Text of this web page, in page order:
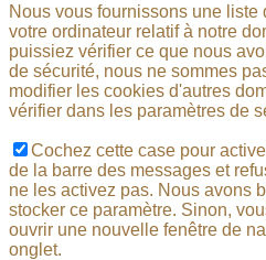
Nous vous fournissons une liste
votre ordinateur relatif à notre
puissiez vérifier ce que nous
de sécurité, nous ne sommes
modifier les cookies d'autres
vérifier dans les paramètres de
Cochez cette case pour
de la barre des messages et
ne les activez pas. Nous avons
stocker ce paramètre. Sinon,
ouvrir une nouvelle fenêtre de
onglet.